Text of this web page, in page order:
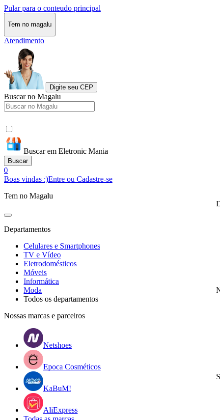
Pular para o conteudo principal
Tem no magalu
Atendimento
Digite seu CEP
Buscar no Magalu
Buscar em Eletronic Mania
Buscar
0
Boas vindas :)Entre ou Cadastre-se
Tem no Magalu
Departamentos
Celulares e Smartphones
TV e Vídeo
Eletrodomésticos
Móveis
Informática
Moda
Todos os departamentos
Nossas marcas e parceiros
Netshoes
Epoca Cosméticos
KaBuM!
AliExpress